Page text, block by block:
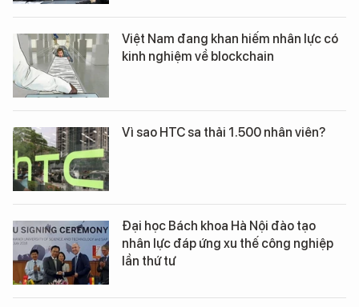
Việt Nam đang khan hiếm nhân lực có
kinh nghiệm về blockchain
Vì sao HTC sa thải 1.500 nhân viên?
Đại học Bách khoa Hà Nội đào tạo
nhân lực đáp ứng xu thế công nghiệp
lần thứ tư